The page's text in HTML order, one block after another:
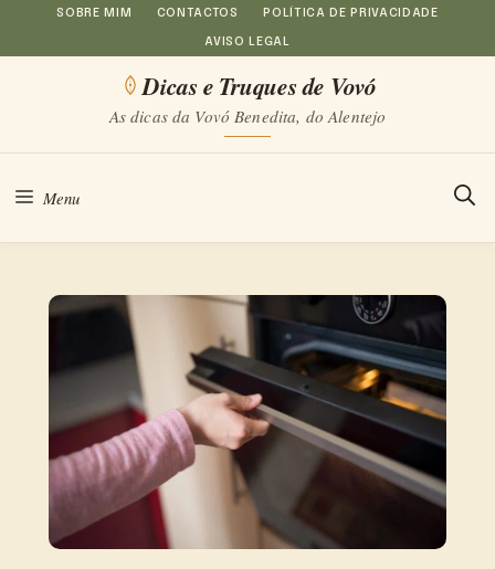
Saltar
para
conteúdo
SOBRE MIM CONTACTOS POLÍTICA DE PRIVACIDADE
AVISO LEGAL
Dicas e Truques de Vovó
As dicas da Vovó Benedita, do Alentejo
Menu